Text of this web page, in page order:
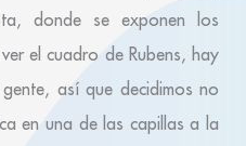
donde se exponen los
el cuadro de Rubens, hay
así que decidimos no
en una de las capillas a la